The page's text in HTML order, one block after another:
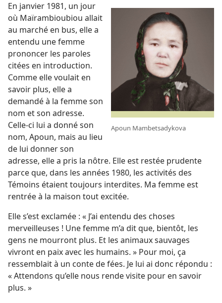
Apoun Mambetsadykova
En janvier 1981, un jour
où Maïrambioubiou allait
au marché en bus, elle a
entendu une femme
prononcer les paroles
citées en introduction.
Comme elle voulait en
savoir plus, elle a
demandé à la femme son
nom et son adresse.
Celle-ci lui a donné son
nom, Apoun, mais au lieu
de lui donner son
adresse, elle a pris la nôtre. Elle est restée prudente
parce que, dans les années 1980, les activités des
Témoins étaient toujours interdites. Ma femme est
rentrée à la maison tout excitée.
Elle s’est exclamée : « J’ai entendu des choses
merveilleuses ! Une femme m’a dit que, bientôt, les
gens ne mourront plus. Et les animaux sauvages
vivront en paix avec les humains. » Pour moi, ça
ressemblait à un conte de fées. Je lui ai donc répondu :
« Attendons qu’elle nous rende visite pour en savoir
plus. »